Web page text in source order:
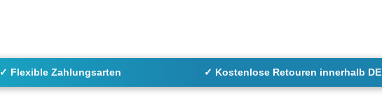
✓ Flexible Zahlungsarten ✓ Kostenlose Retouren innerhalb DE